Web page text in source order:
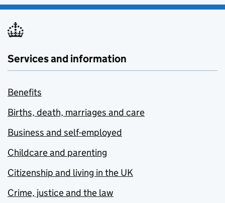
Services and information
Benefits
Births, death, marriages and care
Business and self-employed
Childcare and parenting
Citizenship and living in the UK
Crime, justice and the law